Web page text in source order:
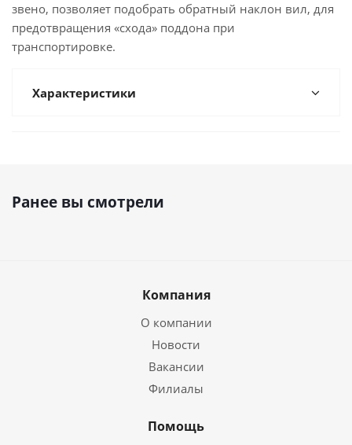
звено, позволяет подобрать обратный наклон вил, для
предотвращения «схода» поддона при
транспортировке.
Характеристики
Ранее вы смотрели
Компания
О компании
Новости
Вакансии
Филиалы
Помощь